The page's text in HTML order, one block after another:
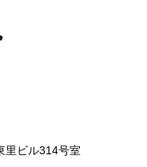
ビル314号室